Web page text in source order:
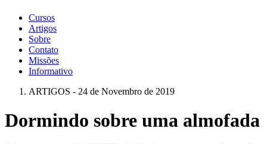
Cursos
Artigos
Sobre
Contato
Missões
Informativo
ARTIGOS - 24 de Novembro de 2019
Dormindo sobre uma almofada